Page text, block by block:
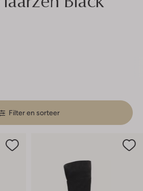
Filter en sorteer